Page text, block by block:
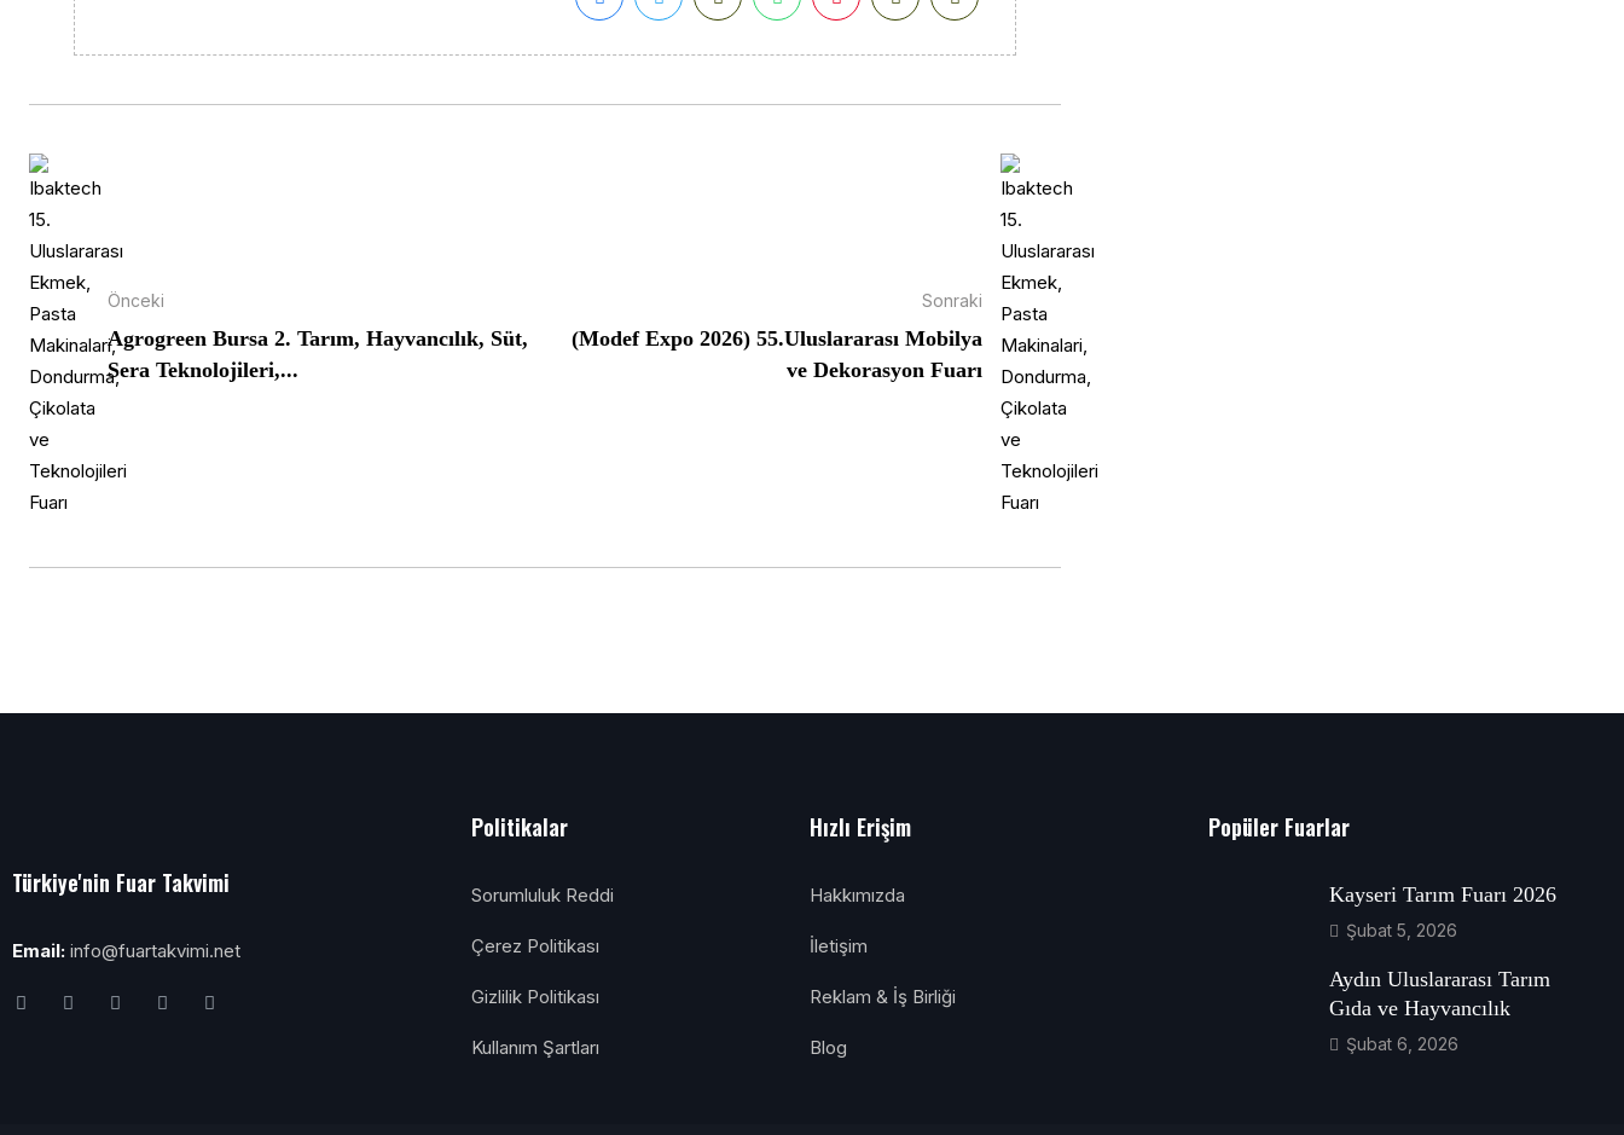
Önceki
Agrogreen Bursa 2. Tarım, Hayvancılık, Süt,
Sera Teknolojileri,...
Sonraki
(Modef Expo 2026) 55.Uluslararası Mobilya
ve Dekorasyon Fuarı
Türkiye'nin Fuar Takvimi
Email: info@fuartakvimi.net
Politikalar
Sorumluluk Reddi
Çerez Politikası
Gizlilik Politikası
Kullanım Şartları
Hızlı Erişim
Hakkımızda
İletişim
Reklam & İş Birliği
Blog
Popüler Fuarlar
Kayseri Tarım Fuarı 2026
Şubat 5, 2026
Aydın Uluslararası Tarım
Gıda ve Hayvancılık
Şubat 6, 2026